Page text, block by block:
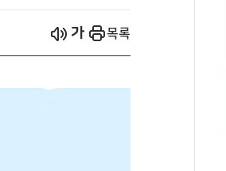
시작
열기 목록